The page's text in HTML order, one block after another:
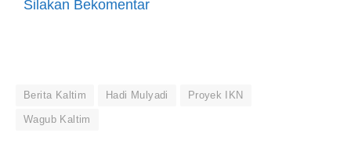
Silakan Bekomentar
Berita Kaltim Hadi Mulyadi Proyek IKN
Wagub Kaltim